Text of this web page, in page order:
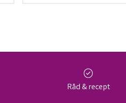
check_circle
Råd & recept